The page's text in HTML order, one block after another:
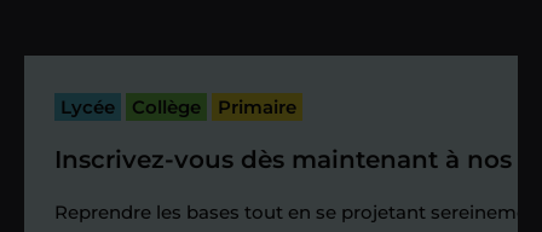
passé.
Étape 4
Lycée Collège Primaire
Inscrivez-vous dès maintenant à nos
Reprendre les bases tout en se projetant